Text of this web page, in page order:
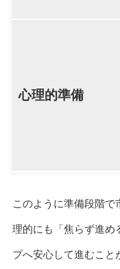
心理的準備
このように準備段階
理的にも「焦らず進め
プへ安心して進むこと